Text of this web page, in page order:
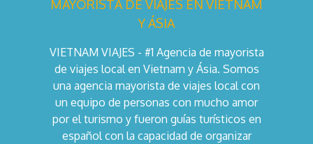
MAYORISTA DE VIAJES EN VIETNAM
Y ÁSIA
VIETNAM VIAJES - #1 Agencia de mayorista
de viajes local en Vietnam y Ásia. Somos
una agencia mayorista de viajes local con
un equipo de personas con mucho amor
por el turismo y fueron guías turísticos en
español con la capacidad de organizar